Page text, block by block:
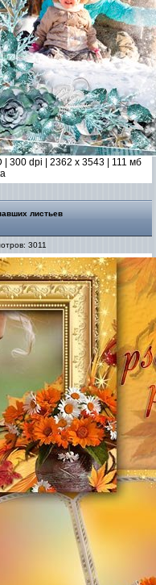
| 300 dpi | 2362 x 3543 | 111 мб
листьев
3011